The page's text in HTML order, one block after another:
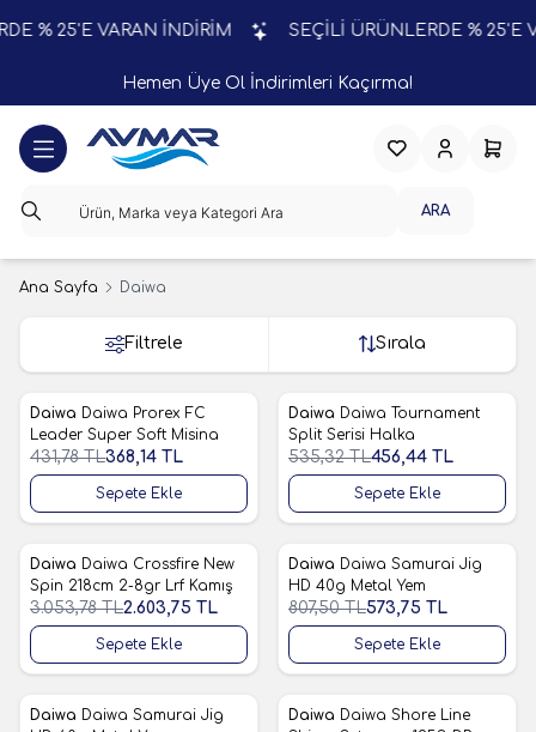
% 25'E VARAN İNDİRİM SEÇİLİ ÜRÜNLERDE % 25'E
Hemen Üye Ol İndirimleri Kaçırma!
ARA
FavorilerimHesabım
Ana Sayfa Daiwa
Filtrele Sırala
%15
Favorilere Ekle
Daiwa Daiwa Prorex FC
Leader Super Soft Misina
431,78TL368,14 TL
Sepete Ekle
%15
Favorilere Ekle
Daiwa Daiwa Tournament
Split Serisi Halka
535,32TL456,44 TL
Sepete Ekle
%15
Favorilere Ekle
Daiwa Daiwa Crossfire New
Spin 218cm 2-8gr Lrf Kamış
3.053,78TL2.603,75 TL
Sepete Ekle
%29
Favorilere Ekle
Daiwa Daiwa Samurai Jig
HD 40g Metal Yem
807,50TL573,75 TL
Sepete Ekle
%29
Daiwa Daiwa Samurai Jig
%15
Daiwa Daiwa Shore Line